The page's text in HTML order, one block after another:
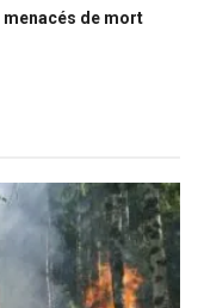
menacés de mort